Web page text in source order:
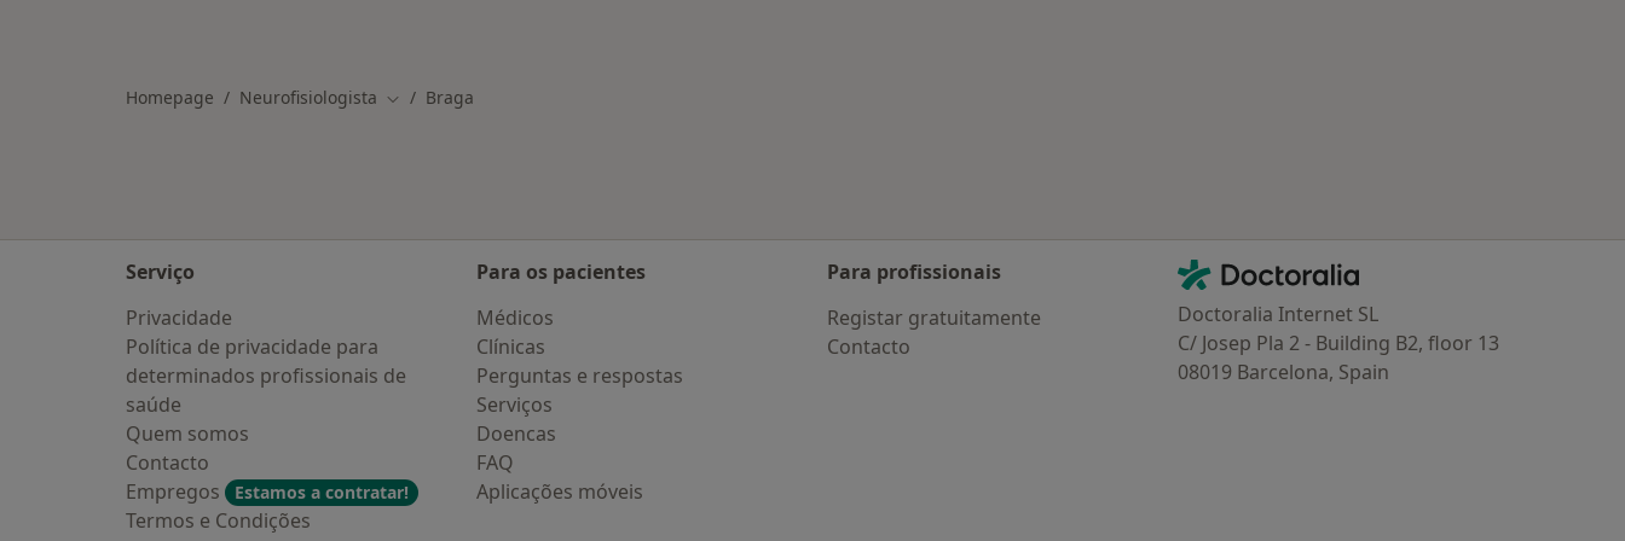
Homepage Neurofisiologista Mudar de cidade
Braga
Serviço
Privacidade
Política de privacidade para
determinados profissionais de
saúde
Quem somos
Contacto
Empregos
Estamos a contratar!
Termos e Condições
Para os pacientes
Médicos
Clínicas
Perguntas e respostas
Serviços
Doencas
FAQ
Aplicações móveis
Para profissionais
Registar gratuitamente
Contacto
Contacto
Doctoralia - Homepage
Doctoralia Internet SL
C/ Josep Pla 2 - Building B2, floor 13
08019 Barcelona, Spain